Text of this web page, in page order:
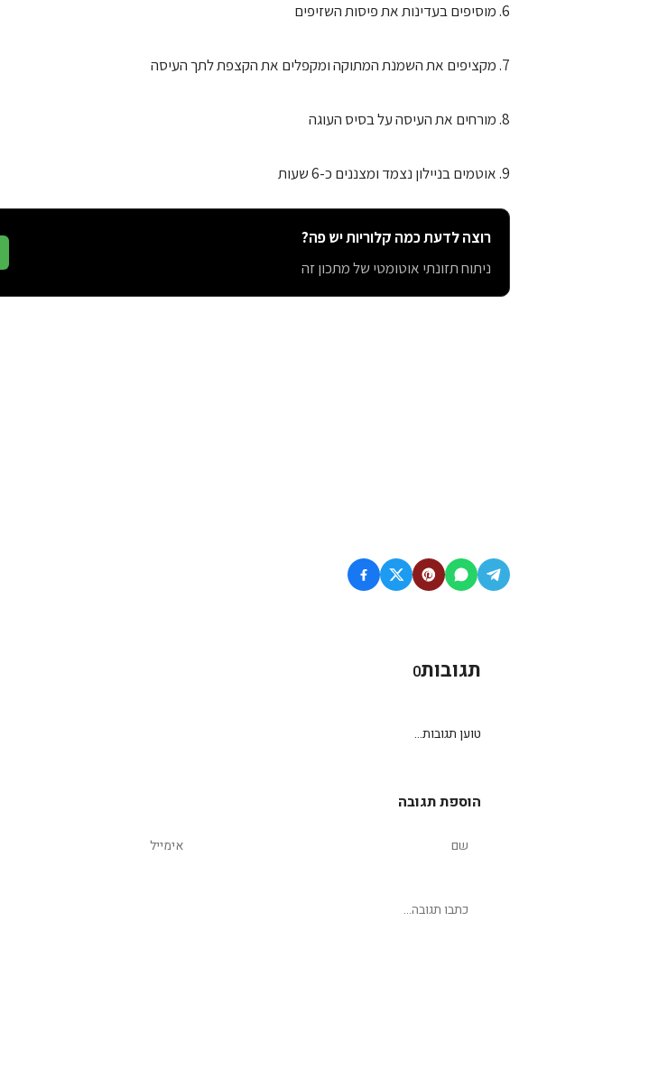
6. מוסיפים בעדינות את פיסות השזיפים
7. מקציפים את השמנת המתוקה ומקפלים את הקצפת לתך העיסה
8. מורחים את העיסה על בסיס העוגה
9. אוטמים בניילון נצמד ומצננים כ-6 שעות
רוצה לדעת כמה קלוריות יש פה?
ניתוח תזונתי אוטומטי של מתכון זה
תגובות0
טוען תגובות...
הוספת תגובה